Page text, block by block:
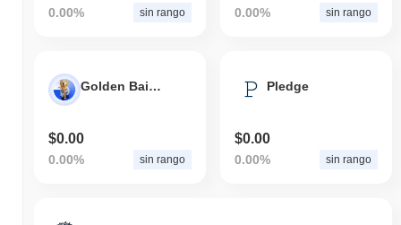
0.00% sin rango 0.00% sin rango
Golden Bailey
$0.00
0.00% sin rango
Pledge
$0.00
0.00% sin rango